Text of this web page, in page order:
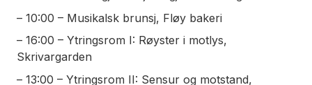
– 10:00 – Musikalsk brunsj, Fløy bakeri
– 16:00 – Ytringsrom I: Røyster i motlys,
Skrivargarden
– 13:00 – Ytringsrom II: Sensur og motstand,